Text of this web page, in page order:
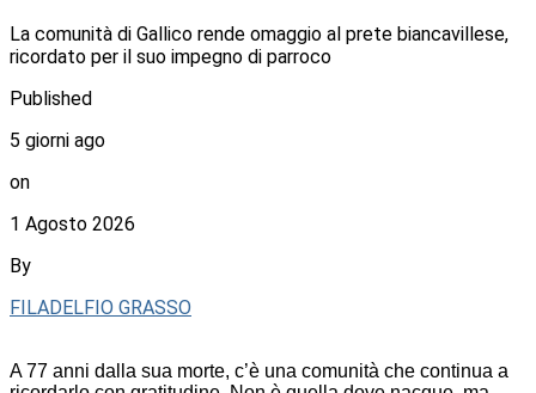
La comunità di Gallico rende omaggio al prete biancavillese,
ricordato per il suo impegno di parroco
Published
5 giorni ago
on
1 Agosto 2026
By
FILADELFIO GRASSO
A 77 anni dalla sua morte, c’è una comunità che continua a